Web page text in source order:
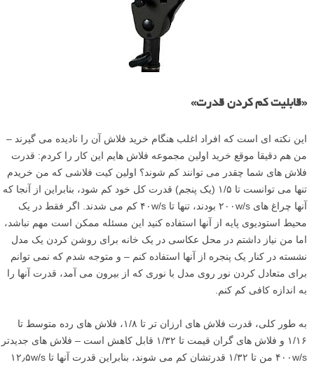
«قابلیت کم کردن قدرت»
این نکته ای است که افراد اغلب هنگام خرید فلاش آن را نادیده می گیرند –
من هم دقیقا موقع خرید اولین مجموعه فلاش هایم این کار را کردم: قدرت
فلاش های شما چقدر می توانند کم شوند؟ اولین کیت فلاشی که من خریدم
تنها می توانست تا ۱/۵ (یک پنجم) قدرت کل خود کم شود، بنابراین از آنجا که
آنها چراغ های ۲۰۰w/s بودند، تنها تا ۴۰w/s کم می شدند. اگر فقط در یک
محیط استودیوی پایه از آنها استفاده کنید این مسئله ممکن است مهم نباشد،
اما من نیاز داشتم در محل عکاسی در یک خانه برای روشن کردن یک مدل
نشسته در کنار یک پنجره از آنها استفاده کنم – و متوجه شدم که نمی توانم
برای متعادل کردن نور روی مدل با نوری که از بیرون می آمد، قدرت آنها را
به اندازه کافی کم کنم.
به طور کلی، قدرت فلاش های ارزان تر تا ۱/۸، فلاش های رده متوسط تا
۱/۱۶ و فلاش های گران قیمت تا ۱/۳۲ قابل کاهش است – فلاش های جدیدتر
۴۰۰w/s من تا ۱/۳۲ قدرتشان کم می شوند، بنابراین قدرت آنها تا ۱۲٫۵w/s